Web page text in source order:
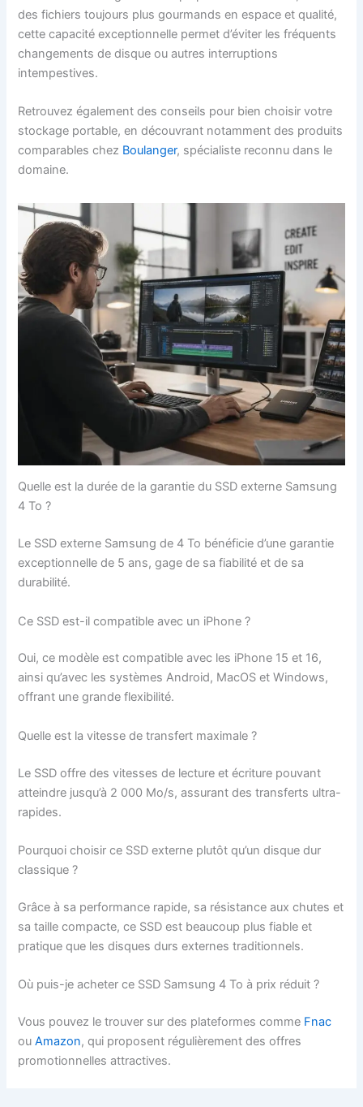
des fichiers toujours plus gourmands en espace et qualité,
cette capacité exceptionnelle permet d’éviter les fréquents
changements de disque ou autres interruptions
intempestives.
Retrouvez également des conseils pour bien choisir votre
stockage portable, en découvrant notamment des produits
comparables chez Boulanger, spécialiste reconnu dans le
domaine.
Quelle est la durée de la garantie du SSD externe Samsung
4 To ?
Le SSD externe Samsung de 4 To bénéficie d’une garantie
exceptionnelle de 5 ans, gage de sa fiabilité et de sa
durabilité.
Ce SSD est-il compatible avec un iPhone ?
Oui, ce modèle est compatible avec les iPhone 15 et 16,
ainsi qu’avec les systèmes Android, MacOS et Windows,
offrant une grande flexibilité.
Quelle est la vitesse de transfert maximale ?
Le SSD offre des vitesses de lecture et écriture pouvant
atteindre jusqu’à 2 000 Mo/s, assurant des transferts ultra-
rapides.
Pourquoi choisir ce SSD externe plutôt qu’un disque dur
classique ?
Grâce à sa performance rapide, sa résistance aux chutes et
sa taille compacte, ce SSD est beaucoup plus fiable et
pratique que les disques durs externes traditionnels.
Où puis-je acheter ce SSD Samsung 4 To à prix réduit ?
Vous pouvez le trouver sur des plateformes comme Fnac
ouAmazon, qui proposent régulièrement des offres
promotionnelles attractives.